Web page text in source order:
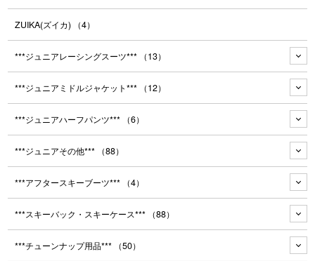
ZUIKA(ズイカ) （4）
***ジュニアレーシングスーツ*** （13）
***ジュニアミドルジャケット*** （12）
***ジュニアハーフパンツ*** （6）
***ジュニアその他*** （88）
***アフタースキーブーツ*** （4）
***スキーバック・スキーケース*** （88）
***チューンナップ用品*** （50）